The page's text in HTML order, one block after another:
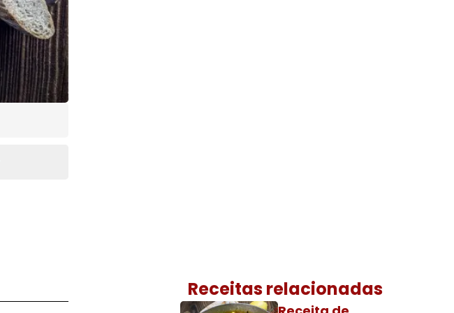
Receitas relacionadas